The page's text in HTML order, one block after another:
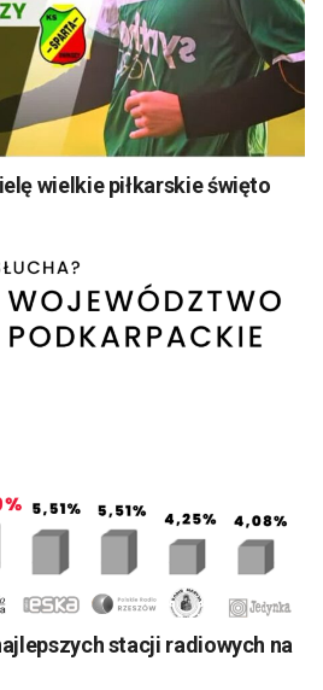
wielkie piłkarskie święto
stacji radiowych na